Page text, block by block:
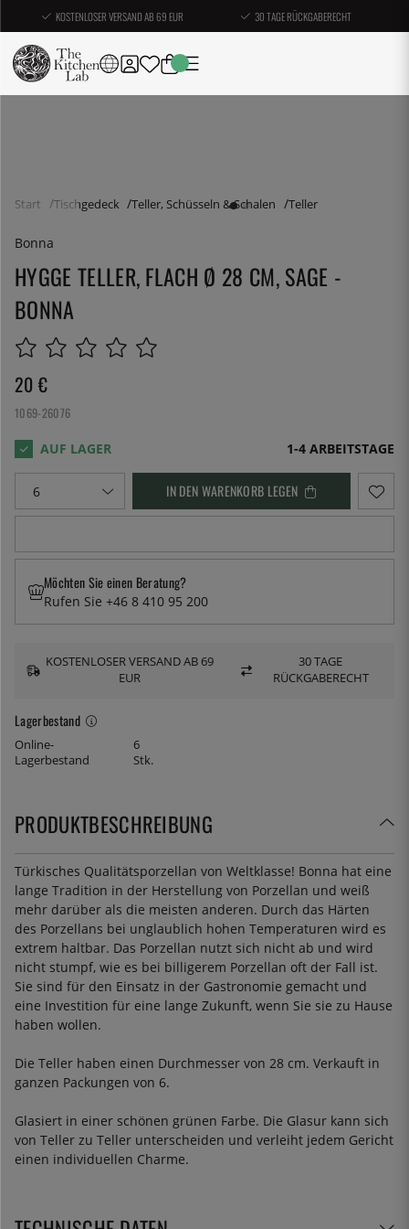
KOSTENLOSER VERSAND AB 69 EUR 30 TAGE RÜCKGABERECHT
Start Tischgedeck Teller, Schüsseln & Schalen Teller
Bonna
HYGGE TELLER, FLACH Ø 28 CM, SAGE -
BONNA
20 €
1069-26076
1-4 ARBEITSTAGE
IN DEN WARENKORB LEGEN
Lagerbestand
Online-
Lagerbestand
6
Stk.
Möchten Sie einen Beratung?
Rufen Sie +46 8 410 95 200
KOSTENLOSER VERSAND AB 69
EUR
30 TAGE
RÜCKGABERECHT
PRODUKTBESCHREIBUNG
Türkisches Qualitätsporzellan von Weltklasse! Bonna hat eine
lange Tradition in der Herstellung von Porzellan und weiß
mehr darüber als die meisten anderen. Durch das Härten
des Porzellans bei unglaublich hohen Temperaturen wird es
extrem haltbar. Das Porzellan nutzt sich nicht ab und wird
nicht stumpf, wie es bei billigerem Porzellan oft der Fall ist.
Sie sind für den Einsatz in der Gastronomie gemacht und
eine Investition für eine lange Zukunft, wenn Sie sie zu Hause
haben wollen.
Die Teller haben einen Durchmesser von 28 cm. Verkauft in
ganzen Packungen von 6.
Glasiert in einer schönen grünen Farbe. Die Glasur kann sich
von Teller zu Teller unterscheiden und verleiht jedem Gericht
einen individuellen Charme.